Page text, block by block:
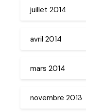
juillet 2014
avril 2014
mars 2014
novembre 2013